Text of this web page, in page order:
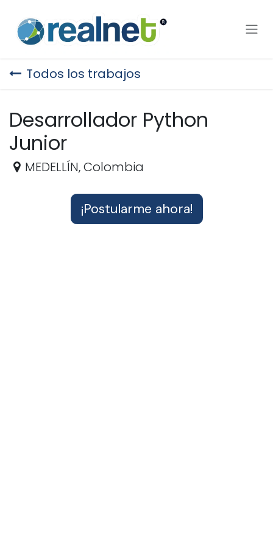
Todos los trabajos
Desarrollador Python
Junior
MEDELLÍN,Colombia
¡Postularme ahora!